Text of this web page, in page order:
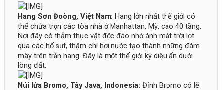
Hang Sơn Đoòng, Việt Nam: Hang lớn nhất thế giới có
thể chứa trọn các tòa nhà ở Manhattan, Mỹ, cao 40 tầng.
Nơi đây có thảm thực vật độc đáo nhờ ánh mặt trời lọt
qua các hố sụt, thậm chí hơi nước tạo thành những đám
mây trên trần hang. Đây là một thế giới kỳ diệu ẩn dưới
lòng đất.
Núi lửa Bromo, Tây Java, Indonesia: Đỉnh Bromo có lẽ